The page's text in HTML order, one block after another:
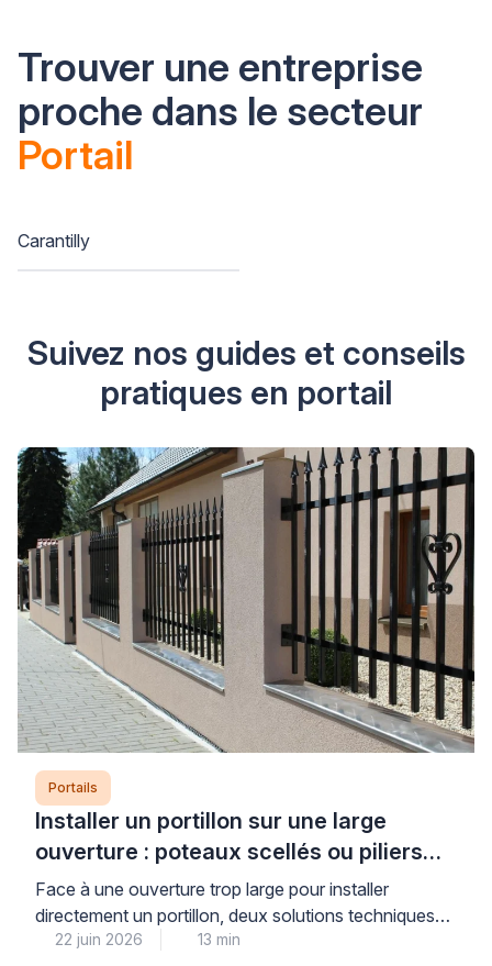
Trouver une entreprise
proche dans le secteur
Portail
Carantilly
Suivez nos guides et conseils
pratiques en portail
Portails
Installer un portillon sur une large
ouverture : poteaux scellés ou piliers
maçonnés ?
Face à une ouverture trop large pour installer
directement un portillon, deux solutions techniques
s’offrent à vous : le scellement de poteaux ou la
22 juin 2026 13 min